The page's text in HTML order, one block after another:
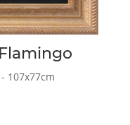
107x77cm